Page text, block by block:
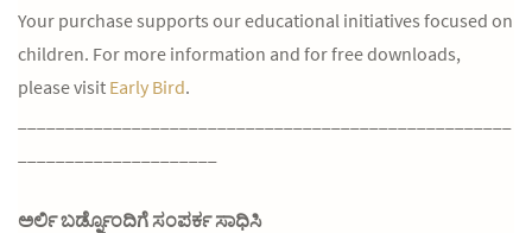
Your purchase supports our educational initiatives focused on
children. For more information and for free downloads,
please visit Early Bird.
ಅರ್ಲಿ ಬರ್ಡ್ನೊಂದಿಗೆ ಸಂಪರ್ಕ ಸಾಧಿಸಿ